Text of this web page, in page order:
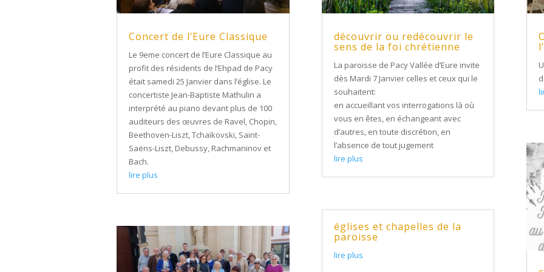
Concert de l’Eure Classique
Le 9eme concert de l’Eure Classique au
profit des résidents de l’Ehpad de Pacy
était samedi 25 Janvier dans l’église. Le
concertiste Jean-Baptiste Mathulin a
interprété au piano devant plus de 100
auditeurs des œuvres de Ravel, Chopin,
Beethoven-Liszt, Tchaïkovski, Saint-
Saëns-Liszt, Debussy, Rachmaninov et
Bach.
lire plus
découvrir ou redécouvrir le
sens de la foi chrétienne
La paroisse de Pacy Vallée d’Eure invite
dès Mardi 7 Janvier celles et ceux qui le
souhaitent:
en accueillant vos interrogations là où
vous en êtes, en échangeant avec
d’autres, en toute discrétion, en
l’absence de tout jugement
lire plus
églises et chapelles de la
paroisse
lire plus